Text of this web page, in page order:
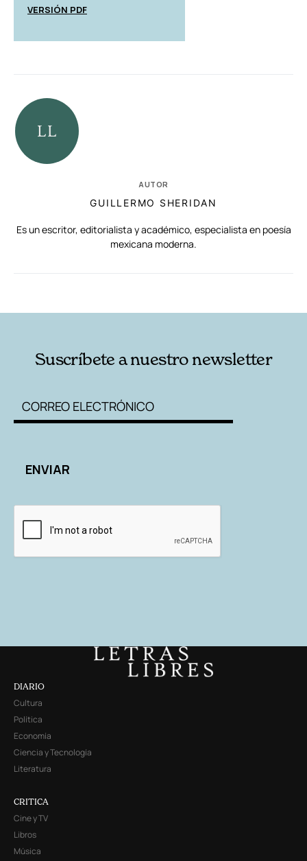
VERSIÓN PDF
AUTOR
GUILLERMO SHERIDAN
Es un escritor, editorialista y académico, especialista en poesía
mexicana moderna.
Suscríbete a nuestro newsletter
DIARIO
Cultura
Política
Economía
Ciencia y Tecnología
Literatura
CRITICA
Cine y TV
Libros
Música